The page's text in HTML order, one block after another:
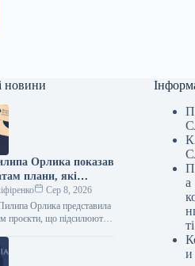
новини
Орлика показав
плани, які
чутнішою на
арені.
Сер 8, 2026
Орлика представила
проєкти, що підсилюють
14:12 Укрінформ
Орлика…
а
ті
и